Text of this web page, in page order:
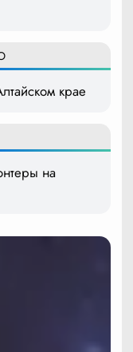
крае
на